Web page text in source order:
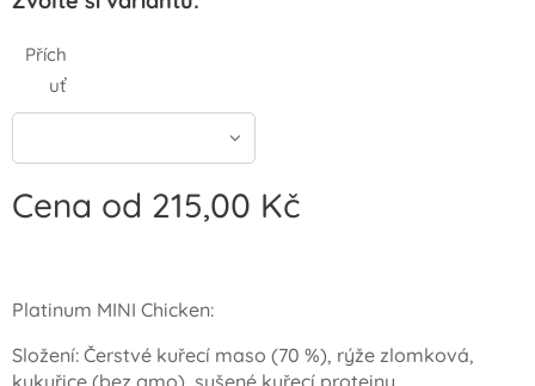
Přích
uť
Cena od 215,00 Kč
Platinum MINI Chicken:
Složení: Čerstvé kuřecí maso (70 %), rýže zlomková,
kukuřice (bez gmo), sušené kuřecí proteiny,